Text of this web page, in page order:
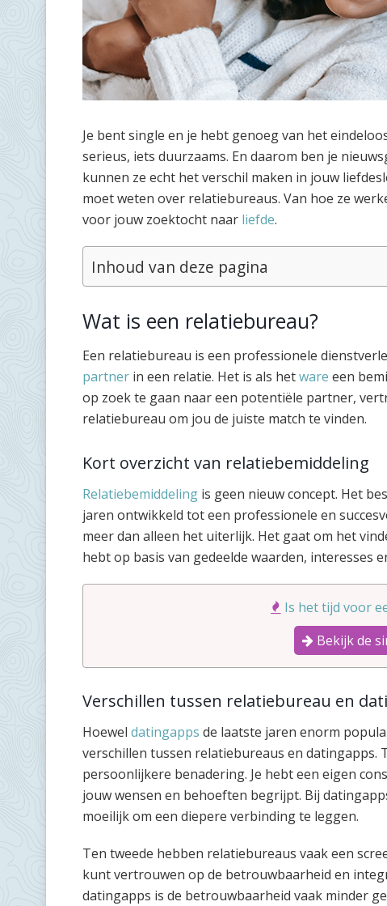
Je bent single en je hebt genoeg van het
serieus, iets duurzaams. En daarom ben je
kunnen ze echt het verschil maken in jouw
moet weten over relatiebureaus. Van hoe ze
voor jouw zoektocht naar liefde.
Inhoud van deze pagina
Wat is een relatiebureau?
Een relatiebureau is een professionele
partner in een relatie. Het is als hetware een
op zoek te gaan naar een potentiële partner,
relatiebureau om jou de juiste match te vinden.
Kort overzicht van relatiebemiddeling
Relatiebemiddeling is geen nieuw concept. Het
jaren ontwikkeld tot een professionele en
meer dan alleen het uiterlijk. Het gaat om het
hebt op basis van gedeelde waarden, interesses
Is het tijd voor
Bekijk de
Verschillen tussen relatiebureau en
Hoewel datingapps de laatste jaren enorm
verschillen tussen relatiebureaus en datingapps.
persoonlijkere benadering. Je hebt een eigen
jouw wensen en behoeften begrijpt. Bij
moeilijk om een diepere verbinding te leggen.
Ten tweede hebben relatiebureaus vaak een
kunt vertrouwen op de betrouwbaarheid en
datingapps is de betrouwbaarheid vaak minder